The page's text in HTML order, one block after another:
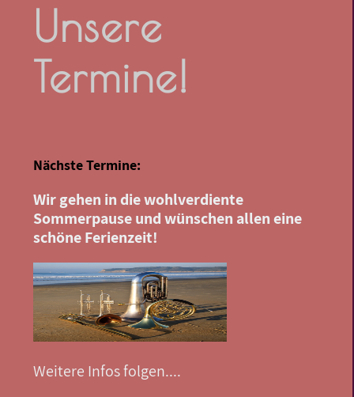
Unsere
Termine!
Nächste Termine:
Wir gehen in die wohlverdiente
Sommerpause und wünschen allen eine
schöne Ferienzeit!
Weitere Infos folgen....